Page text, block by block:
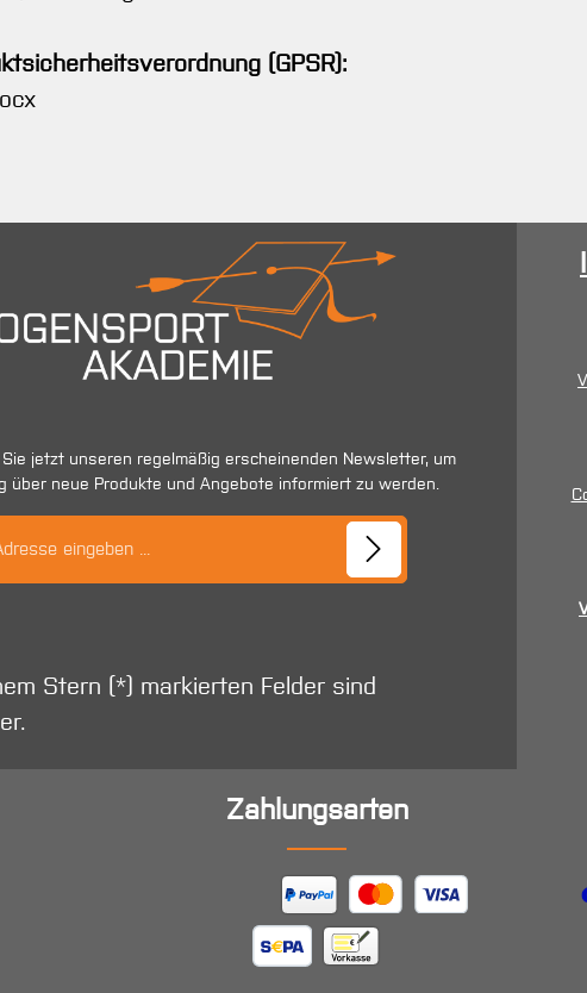
(GPSR):
jetzt unseren regelmäßig erscheinenden Newsletter, um
über neue Produkte und Angebote informiert zu werden.
Stern (*) markierten Felder sind
Zahlungsarten